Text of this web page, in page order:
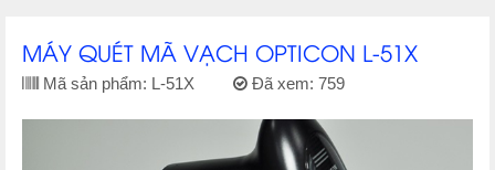
MÁY QUÉT MÃ VẠCH OPTICON L-51X
Mã sản phẩm: L-51X Đã xem: 759